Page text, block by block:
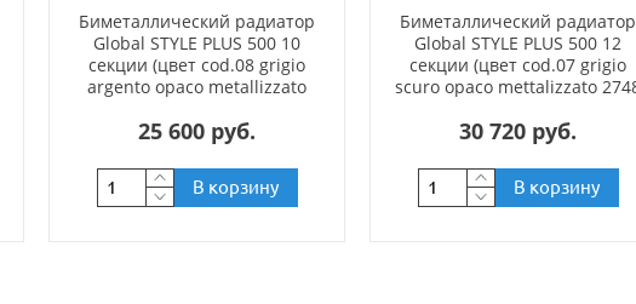
Биметаллический радиатор
Global STYLE PLUS 500 10
секции (цвет cod.08 grigio
argento opaco metallizzato
25 600 руб.
В корзину
Биметаллический радиатор
Global STYLE PLUS 500 12
секции (цвет cod.07 grigio
scuro opaco mettalizzato
30 720 руб.
В корзину